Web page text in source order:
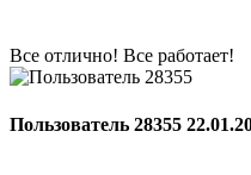
Все отлично! Все работает!
Пользователь 28355